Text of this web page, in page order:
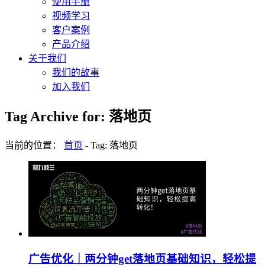
视频学习
客户案例
产品介绍
关于我们
我们的故事
加入我们
Tag Archive for: 落地页
当前的位置： 首页 - Tag: 落地页
广告优化｜两分钟get落地页基础知识，轻松提